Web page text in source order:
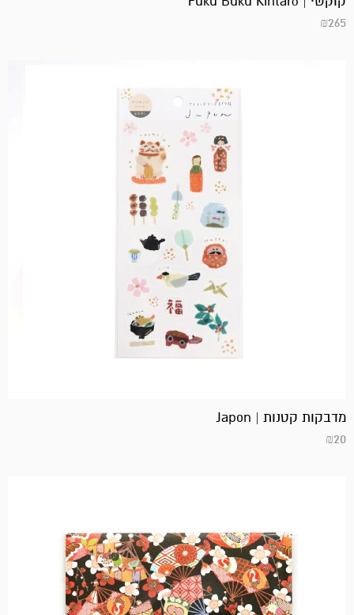
₪265
מדבקות קטנות | Japon
₪20